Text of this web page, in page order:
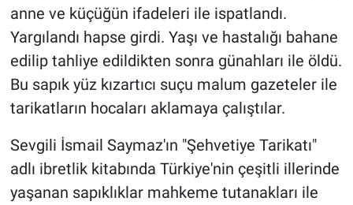
anne ve küçüğün ifadeleri ile ispatlandı.
Yargılandı hapse girdi. Yaşı ve hastalığı bahane
edilip tahliye edildikten sonra günahları ile öldü.
Bu sapık yüz kızartıcı suçu malum gazeteler ile
tarikatların hocaları aklamaya çalıştılar.
Sevgili İsmail Saymaz'ın "Şehvetiye Tarikatı"
adlı ibretlik kitabında Türkiye'nin çeşitli illerinde
yaşanan sapıklıklar mahkeme tutanakları ile